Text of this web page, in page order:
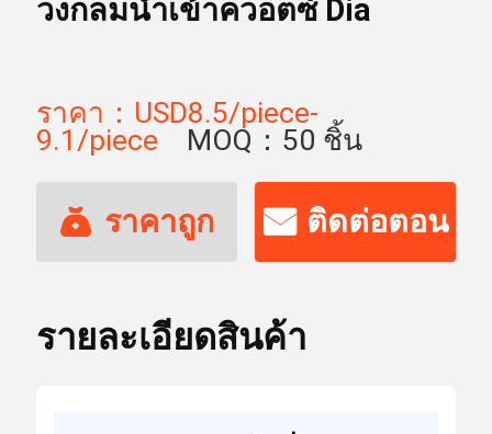
วงกลมนำเข้าควอตซ์ Dia
ราคา：USD8.5/piece-
9.1/piece
MOQ：50 ชิ้น
ราคาถูก ติดต่อตอน
รายละเอียดสินค้า